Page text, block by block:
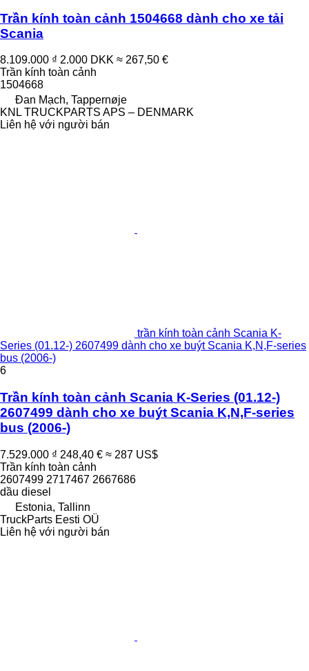
Trần kính toàn cảnh 1504668 dành cho xe tải
Scania
8.109.000 ₫ 2.000 DKK ≈ 267,50 €
Trần kính toàn cảnh
1504668
Đan Mạch, Tappernøje
KNL TRUCKPARTS APS – DENMARK
Liên hệ với người bán
trần kính toàn cảnh Scania K-
Series (01.12-) 2607499 dành cho xe buýt Scania K,N,F-series
bus (2006-)
6
Trần kính toàn cảnh Scania K-Series (01.12-)
2607499 dành cho xe buýt Scania K,N,F-series
bus (2006-)
7.529.000 ₫ 248,40 € ≈ 287 US$
Trần kính toàn cảnh
2607499 2717467 2667686
dầu diesel
Estonia, Tallinn
TruckParts Eesti OÜ
Liên hệ với người bán